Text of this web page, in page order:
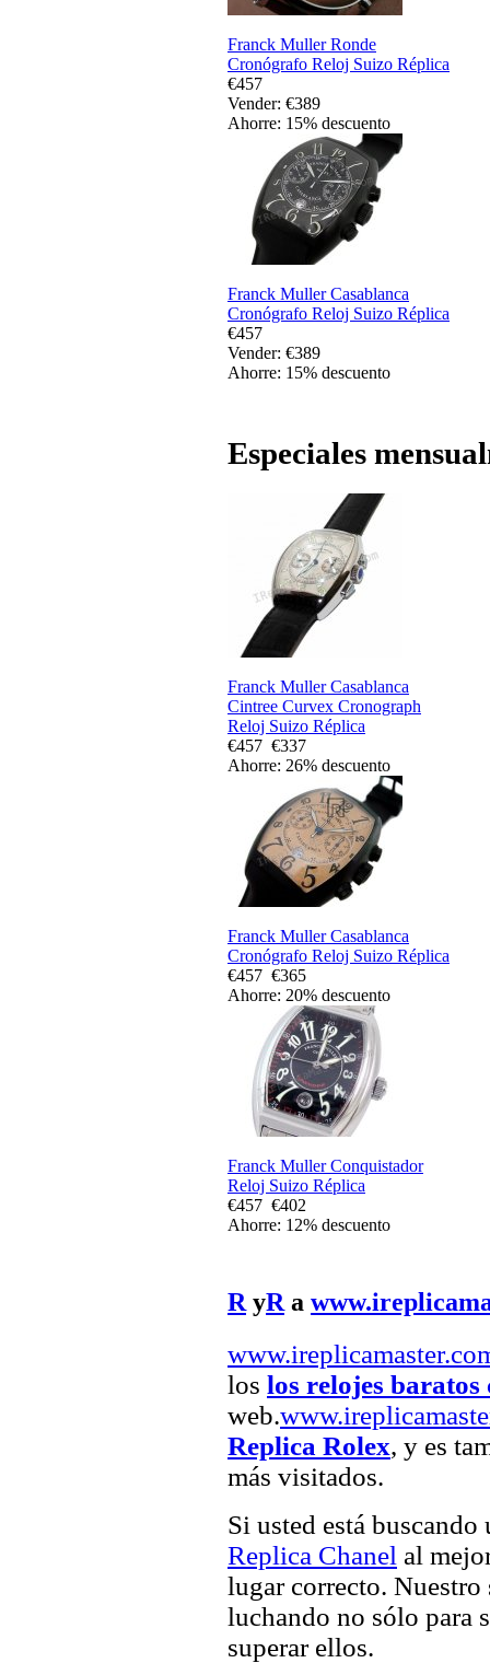
Franck Muller Ronde
Cronógrafo Reloj Suizo Réplica
€457
Vender: €389
Ahorre: 15% descuento
Franck Muller Casablanca
Cronógrafo Reloj Suizo Réplica
€457
Vender: €389
Ahorre: 15% descuento
Especiales
Franck Muller Casablanca
Cintree Curvex Cronograph
Reloj Suizo Réplica
€457 €337
Ahorre: 26% descuento
Franck Muller Casablanca
Cronógrafo Reloj Suizo Réplica
€457 €365
Ahorre: 20% descuento
Franck Muller Conquistador
Reloj Suizo Réplica
€457 €402
Ahorre: 12% descuento
R yR a
los los relojes baratos
web.
Replica Rolex, y es
más visitados.
Si usted está
Replica Chanel al
lugar correcto. Nuestro
luchando no sólo para
superar ellos.